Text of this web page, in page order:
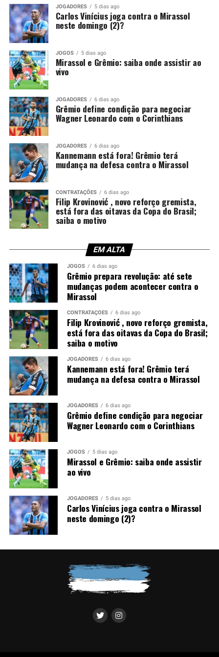
peça importante para o restante da temporada. Por
isso, só admite abrir negociações caso receba uma
proposta de compra que atenda às suas exigências
financeiras.
Você precisa ver também:Kannemann está fora!
Grêmio terá mudança na defesa contra o Mirassol
Grêmio mantém decisão para
liberar Wagner Leonardo
Recentemente, o Vitória também tentou viabilizar o
retorno de Wagner Leonardo. O clube baiano buscou
uma composição financeira, inclusive por conta de uma
pendência envolvendo a negociação realizada em 2025.
Na ocasião, o Grêmio desembolsou 4,5 milhões de
dólares, cerca de R$ 25,1 milhões, para contratar o
zagueiro. Apesar das conversas, as partes não chegaram
Enquanto isso, o Corinthians enfrenta dificuldades para
reforçar a defesa. Mesmo com autorização para
contratar atletas, o clube sofre duas punições de
transfer ban e, neste momento, não pode inscrever
novos jogadores nas competições.
Tricolor também busca um zagueiro
canhoto
Paralelamente, o Grêmio segue no mercado em busca de
um zagueiro canhoto para suprir a saída de Viery. Caso
Wagner Leonardo seja vendido, a diretoria deverá
intensificar a procura por dois defensores.
Neste cenário, a tendência é de que o Corinthians não
avance nas tratativas. Sem possibilidade de registrar o
atleta e diante da exigência do Grêmio por uma venda, a
negociação perdeu força nos bastidores.
Foto: Lucas Uebel / Grêmio
JOGADORES 5 dias ago
Carlos Vinícius joga contra o Mirassol
neste domingo (2)?
JOGOS 5 dias ago
Mirassol e Grêmio: saiba onde assistir ao
vivo
JOGADORES 6 dias ago
Grêmio define condição para negociar
Wagner Leonardo com o Corinthians
JOGADORES 6 dias ago
Kannemann está fora! Grêmio terá
mudança na defesa contra o Mirassol
CONTRATAÇÕES 6 dias ago
Filip Krovinović , novo reforço gremista,
está fora das oitavas da Copa do Brasil;
saiba o motivo
EM ALTA
JOGOS 6 dias ago
Grêmio prepara revolução: até sete
mudanças podem acontecer contra o
Mirassol
CONTRATAÇÕES 6 dias ago
Filip Krovinović , novo reforço gremista,
está fora das oitavas da Copa do Brasil;
saiba o motivo
JOGADORES 6 dias ago
Kannemann está fora! Grêmio terá
mudança na defesa contra o Mirassol
JOGADORES 6 dias ago
Grêmio define condição para negociar
Wagner Leonardo com o Corinthians
JOGOS 5 dias ago
Mirassol e Grêmio: saiba onde assistir
ao vivo
JOGADORES 5 dias ago
Carlos Vinícius joga contra o Mirassol
neste domingo (2)?